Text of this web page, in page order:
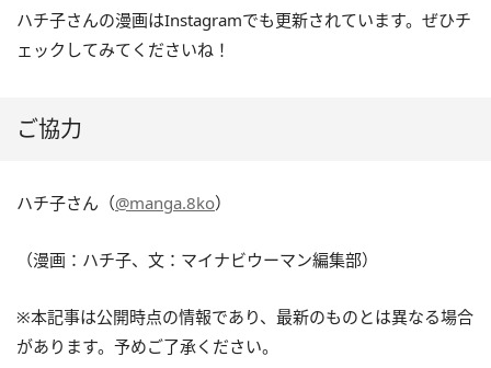
ハチ子さんの漫画はInstagramでも更新されています。ぜひチ
ェックしてみてくださいね！
ご協力
ハチ子さん（@manga.8ko）
（漫画：ハチ子、文：マイナビウーマン編集部）
※本記事は公開時点の情報であり、最新のものとは異なる場合
があります。予めご了承ください。